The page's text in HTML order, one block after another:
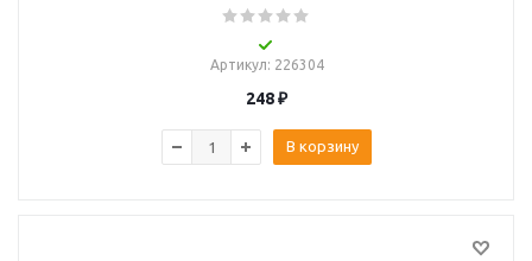
Артикул: 226304
248₽
В корзину